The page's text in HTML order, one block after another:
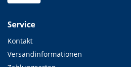
Service
Kontakt
Versandinformationen